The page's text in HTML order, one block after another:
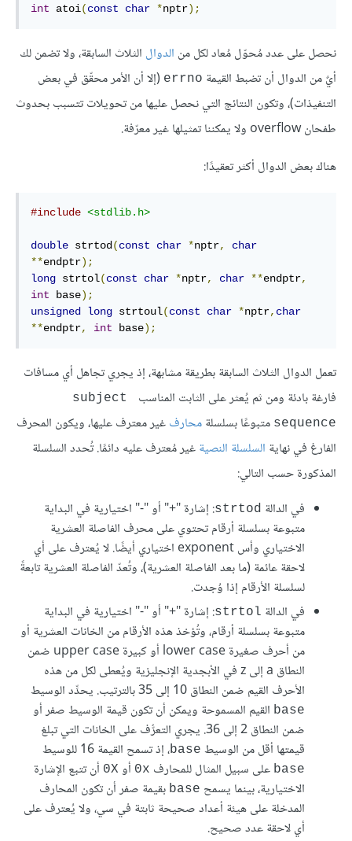
int atoi(const char *nptr);
نحصل على عدد مُحوّل مُعاد لكل من الدوال الثلاث السابقة، ولا تضمن لك
أيٌ من الدوال أن تضبط القيمة errno (إلا أن الأمر محقّق في بعض
التنفيذات)، وتكون النتائج التي نحصل عليها من تحويلات تتسبب بحدوث
طفحان overflow ولا يمكننا تمثيلها غير معرّفة.
هناك بعض الدوال أكثر تعقيدًا:
#include <stdlib.h>
double strtod (const char *nptr,
char
**endptr);
long strtol(const char *nptr, char **endptr,
int base);
unsigned
long strtoul(const char *nptr, char
**endptr, int base);
تعمل الدوال الثلاث السابقة بطريقة مشابهة، إذ يجري تجاهل أي مسافات
فارغة بادئة ومن ثم يُعثر على الثابت المناسب
subject
sequence متبوعًا بسلسلةمحارفغير معترف عليها، ويكون المحرف
الفارغ في نهاية السلسلة النصيةغير مُعترف عليه دائمًا. تُحدد السلسلة
المذكورة حسب التالي:
في الدالة strtod: إشارة "+" أو "-" اختيارية في البداية
متبوعة بسلسلة أرقام تحتوي على محرف الفاصلة العشرية
الاختياري وأس exponent اختياري أيضًا. لا يُعترف على أي
لاحقة عائمة (ما بعد الفاصلة العشرية)، وتُعدّ الفاصلة العشرية تابعةً
لسلسلة الأرقام إذا وُجدت.
في الدالة strtol: إشارة "+" أو "-" اختيارية في البداية
متبوعة بسلسلة أرقام، وتُؤخذ هذه الأرقام من الخانات العشرية أو
من أحرف صغيرة lower case أو كبيرة upper case ضمن
النطاق a إلى z في الأبجدية الإنجليزية ويُعطى لكل من هذه
الأحرف القيم ضمن النطاق 10 إلى 35 بالترتيب. يحدِّد الوسيط
base القيم المسموحة ويمكن أن تكون قيمة الوسيط صفر أو
ضمن النطاق 2 إلى 36. يجري التعرُّف على الخانات التي تبلغ
قيمتها أقل من الوسيط base، إذ تسمح القيمة 16 للوسيط
base على سبيل المثال للمحارف 0x أو 0X أن تتبع الإشارة
الاختيارية، بينما يسمح base بقيمة صفر أن تكون المحارف
المدخلة على هيئة أعداد صحيحة ثابتة في سي، ولا يُعترف على
أي لاحقة عدد صحيح.